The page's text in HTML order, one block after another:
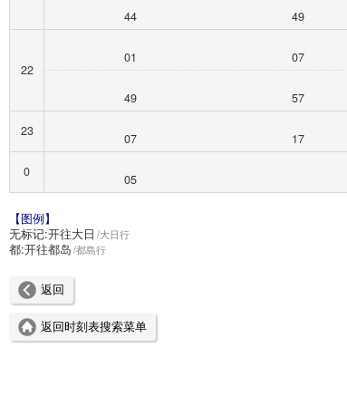
44 49
22
01 07
49
57
23
07 17
0
05
【图例】
无标记:开往大日 大日行
都:开往都岛 都島行
返回
返回时刻表搜索菜单